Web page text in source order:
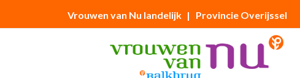
Vrouwen van Nu landelijk | Provincie Overijssel